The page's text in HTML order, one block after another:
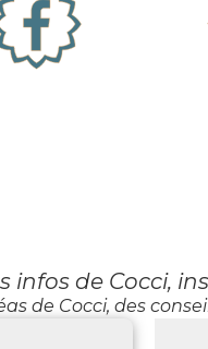
infos de Cocci,
de Cocci, des